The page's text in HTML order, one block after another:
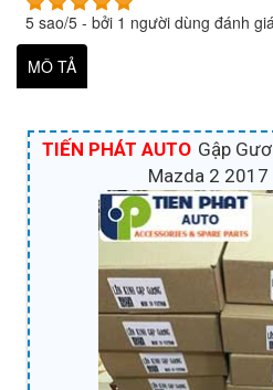
5 sao/5 - bởi 1 người dùng đánh
MÔ TẢ
TIẾN PHÁT AUTO Gập
Mazda 2 2017